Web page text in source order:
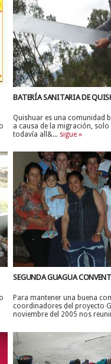
BATERÍA SANITARIA DE
Quishuar es una comunidad
a causa de la migración,
todavía all&... sigue »
SEGUNDA GUAGUA
Para mantener una buena
coordinadores del proyecto
noviembre del 2005 nos